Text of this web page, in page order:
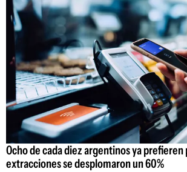
Ocho de cada diez argentinos ya
extracciones se desplomaron un 60%